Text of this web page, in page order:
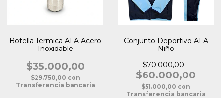
Botella Termica AFA Acero
Inoxidable
$35.000,00
$29.750,00 con
Transferencia bancaria
Conjunto Deportivo AFA
Niño
$70.000,00
$60.000,00
$51.000,00 con
Transferencia bancaria